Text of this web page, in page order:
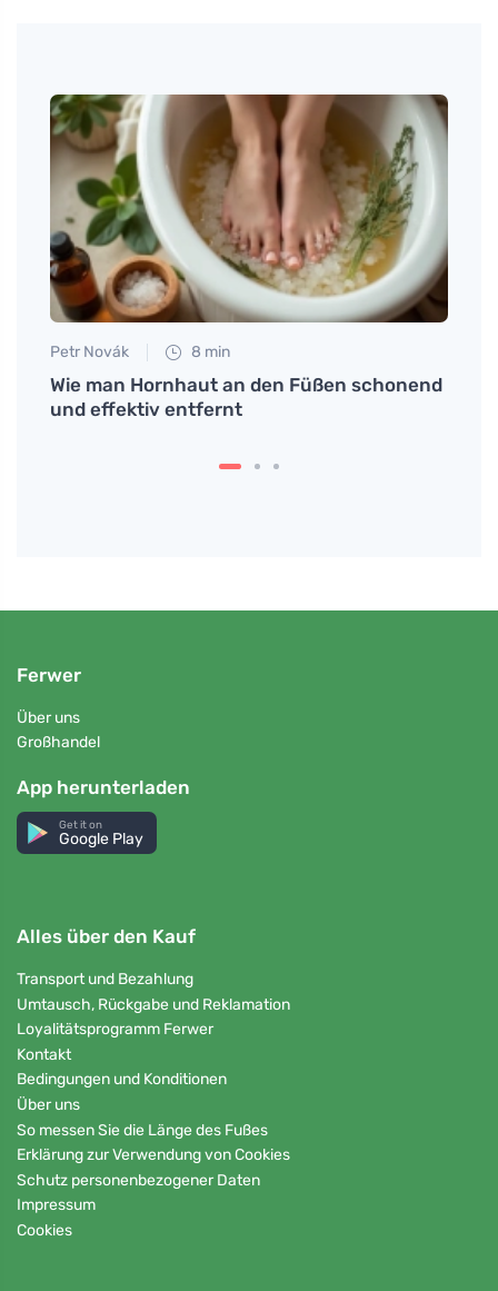
Petr Novák 8 min
Wie man Hornhaut an den Füßen schonend
und effektiv entfernt
Ferwer
Über uns
Großhandel
App herunterladen
Get it on
Google Play
Alles über den Kauf
Transport und Bezahlung
Umtausch, Rückgabe und Reklamation
Loyalitätsprogramm Ferwer
Kontakt
Bedingungen und Konditionen
Über uns
So messen Sie die Länge des Fußes
Erklärung zur Verwendung von Cookies
Schutz personenbezogener Daten
Impressum
Cookies